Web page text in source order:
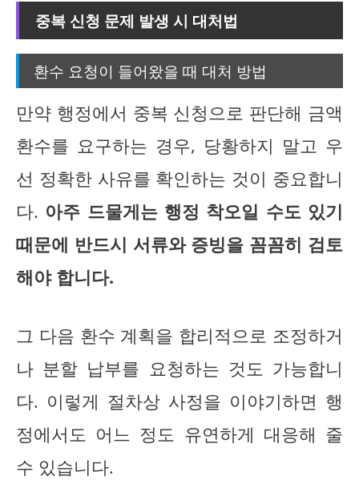
중복 신청 문제 발생 시 대처법
환수 요청이 들어왔을 때 대처 방법
만약 행정에서 중복 신청으로 판단해 금액
환수를 요구하는 경우, 당황하지 말고 우
선 정확한 사유를 확인하는 것이 중요합니
다. 아주 드물게는 행정 착오일 수도 있기
때문에 반드시 서류와 증빙을 꼼꼼히 검토
해야 합니다.
그 다음 환수 계획을 합리적으로 조정하거
나 분할 납부를 요청하는 것도 가능합니
다. 이렇게 절차상 사정을 이야기하면 행
정에서도 어느 정도 유연하게 대응해 줄
수 있습니다.